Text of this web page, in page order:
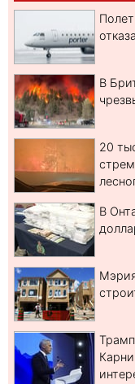
В
20
В